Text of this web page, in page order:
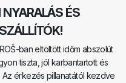
ÉS
ban eltöltött időm abszolút
tiszta, jól karbantartott és
érkezés pillanatától kezdve